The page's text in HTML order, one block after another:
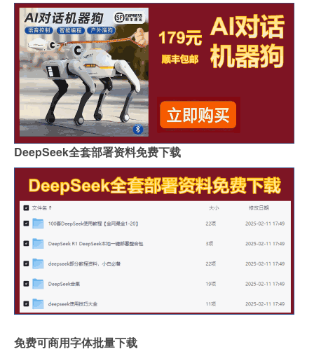
DeepSeek全套部署资料免费下载
免费可商用字体批量下载